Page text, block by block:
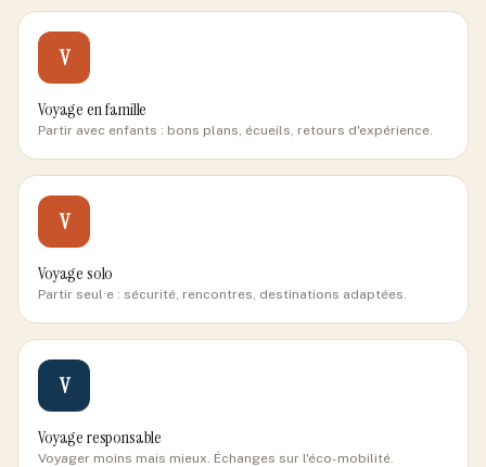
V
Voyage en famille
Partir avec enfants : bons plans, écueils, retours d'expérience.
V
Voyage solo
Partir seul·e : sécurité, rencontres, destinations adaptées.
V
Voyage responsable
Voyager moins mais mieux. Échanges sur l'éco-mobilité.